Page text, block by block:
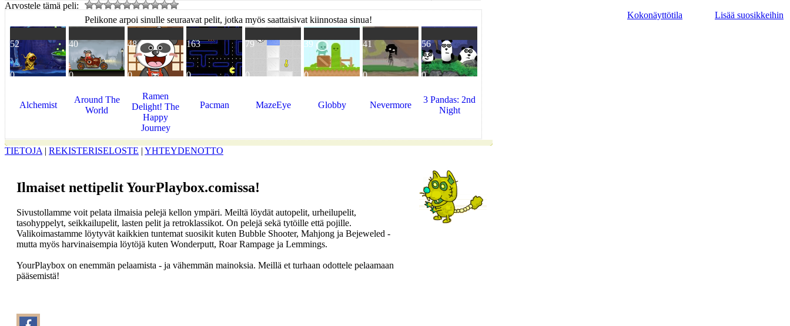
Arvostele tämä peli:
Kokonäyttötila
Lisää suosikkeihin
Pelikone arpoi sinulle seuraavat pelit, jotka myös saattaisivat kiinnostaa sinua!
52
0
Alchemist
40
0
Around The
World
48
0
Ramen
Delight! The
Happy
Journey
163
0
Pacman
79
0
MazeEye
39
0
Globby
41
0
Nevermore
56
0
3 Pandas: 2nd
Night
TIETOJA | REKISTERISELOSTE | YHTEYDENOTTO
Ilmaiset nettipelit YourPlaybox.comissa!
Sivustollamme voit pelata ilmaisia pelejä kellon ympäri. Meiltä löydät autopelit, urheilupelit,
tasohyppelyt, seikkailupelit, lasten pelit ja retroklassikot. On pelejä sekä tytöille että pojille.
Valikoimastamme löytyvät kaikkien tuntemat suosikit kuten Bubble Shooter, Mahjong ja Bejeweled -
mutta myös harvinaisempia löytöjä kuten Wonderputt, Roar Rampage ja Lemmings.
YourPlaybox on enemmän pelaamista - ja vähemmän mainoksia. Meillä et turhaan odottele pelaamaan
pääsemistä!